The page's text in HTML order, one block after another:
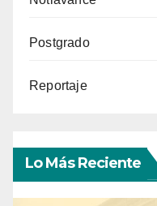
Postgrado
Reportaje
Lo Más Reciente